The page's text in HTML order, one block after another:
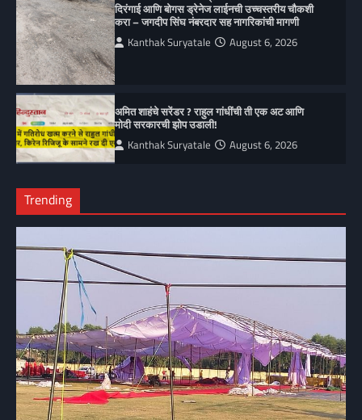
दिरंगाई आणि बोगस ड्रेनेज लाईनची उच्चस्तरीय चौकशी
करा – जगदीप सिंघ नंबरदार सह नागरिकांची मागणी
Kanthak Suryatale August 6, 2026
अमित शाहंचे सरेंडर ? राहुल गांधींची ती एक अट आणि
मोदी सरकारची झोप उडाली!
Kanthak Suryatale August 6, 2026
Trending